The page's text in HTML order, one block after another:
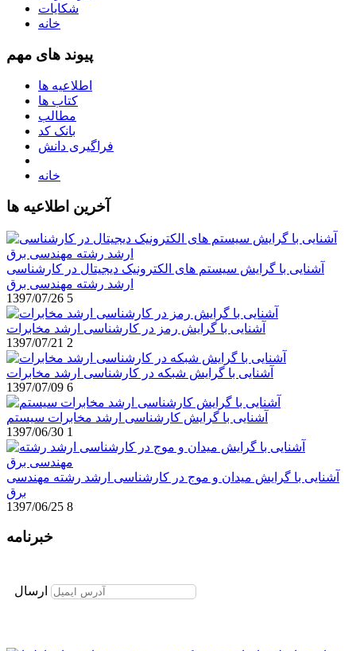
شکایات
خانه
پیوند های مهم
اطلاعیه ها
کتاب ها
مطالب
بانک کد
فراگیری دانش
خانه
آخرین اطلاعیه ها
آشنایی با گرایش سیستم های الکترونیک دیجیتال در کارشناسی
ارشد رشته مهندسی برق
1397/07/26 5
آشنایی با گرایش رمز در کارشناسی ارشد مخابرات
1397/07/21 2
آشنایی با گرایش شبکه در کارشناسی ارشد مخابرات
1397/07/09 6
آشنایی با گرایش کارشناسی ارشد مخابرات سیستم
1397/06/30 1
آشنایی با گرایش میدان و موج در کارشناسی ارشد رشته مهندسی
برق
1397/06/25 8
خبرنامه
ارسال